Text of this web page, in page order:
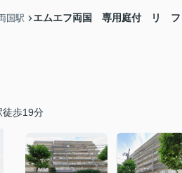
国駅 エムエフ両国 専用庭付 リ フ
徒歩19分